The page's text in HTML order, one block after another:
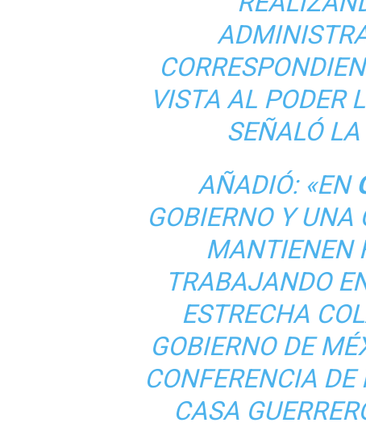
VISTA AL PODER
SEÑALÓ
AÑADIÓ: «EN
GOBIERNO Y UNA
MANTIENEN
TRABAJANDO
ESTRECHA
GOBIERNO DE
CONFERENCIA
CASA